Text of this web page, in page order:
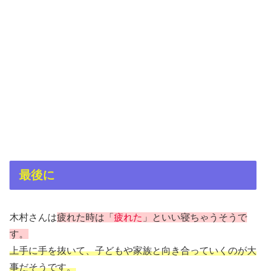
最後に
木村さんは疲れた時は「 疲れた 」といい寝ちゃう そうで
す。
上手に手を抜いて、子どもや家族と向き合っていくのが大
事だそうです。